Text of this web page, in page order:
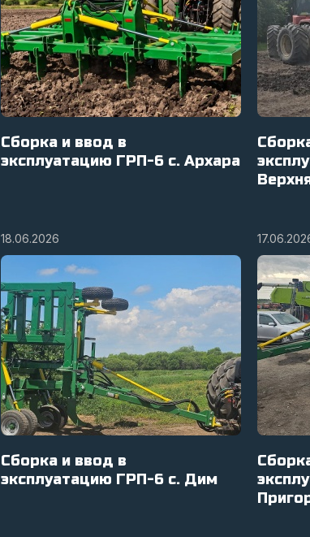
Сборка и ввод в
эксплуатацию ГРП-6 с. Архара
18.06.2026
Сборка и ввод в
эксплуатацию ГРП-6 с. Дим